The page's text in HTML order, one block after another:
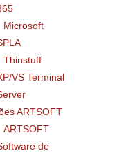
Microsoft
Thinstuff
VS Terminal
ARTSOFT
ARTSOFT
de